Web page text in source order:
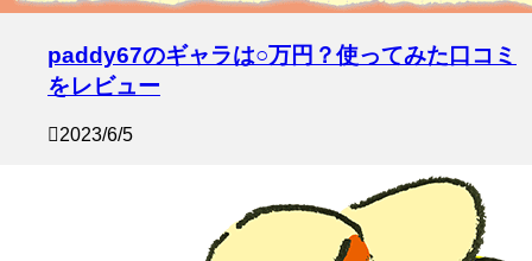
paddy67のギャラは○万円？使ってみた口コミ
をレビュー
2023/6/5